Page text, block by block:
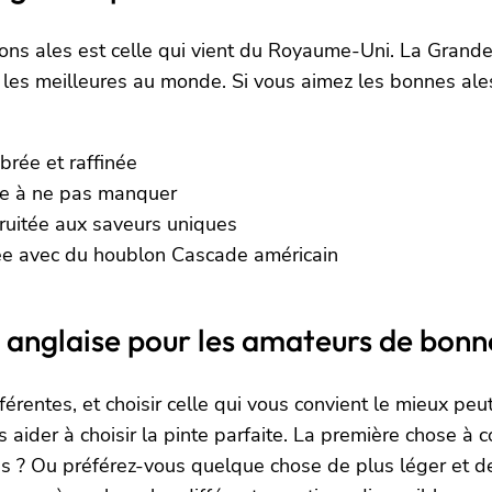
ales est celle qui vient du Royaume-Uni. La
meilleures au monde. Si vous aimez les bonnes
et raffinée
à ne pas manquer
aux saveurs uniques
avec du houblon Cascade américain
pour les amateurs de
et choisir celle qui vous convient le mieux
à choisir la pinte parfaite. La première chose à
Ou préférez-vous quelque chose de plus léger et